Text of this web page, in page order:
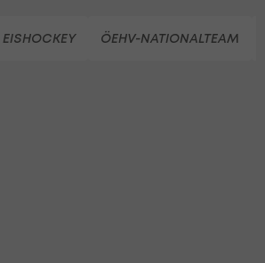
EISHOCKEY ÖEHV-NATIONALTEAM